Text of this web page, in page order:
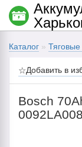
Каталог »
☆Добавить в
Bosch